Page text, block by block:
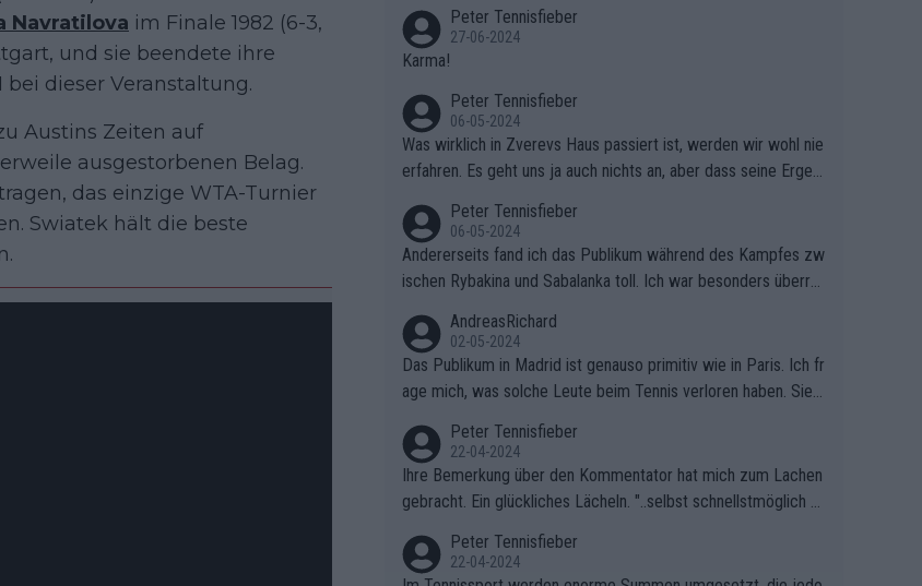
Navratilova im Finale 1982 (6-3,
und sie beendete ihre
dieser Veranstaltung.
Austins Zeiten auf
ausgestorbenen Belag.
das einzige WTA-Turnier
Swiatek hält die beste
Peter Tennisfieber
27-06-2024
Karma!
Peter Tennisfieber
06-05-2024
Was wirklich in Zverevs Haus passiert ist, werden wir wohl nie
erfahren. Es geht uns ja auch nichts an, aber dass seine Ergeb
Peter Tennisfieber
06-05-2024
Andererseits fand ich das Publikum während des Kampfes zw
ischen Rybakina und Sabalanka toll. Ich war besonders überras
AndreasRichard
02-05-2024
Das Publikum in Madrid ist genauso primitiv wie in Paris. Ich fr
age mich, was solche Leute beim Tennis verloren haben. Sie s
ben.
Peter Tennisfieber
22-04-2024
Ihre Bemerkung über den Kommentator hat mich zum Lachen
gebracht. Ein glückliches Lächeln. "..selbst schnellstmöglich na
Peter Tennisfieber
22-04-2024